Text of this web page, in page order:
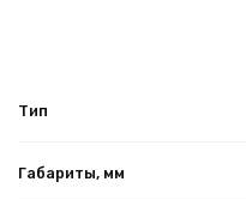
Тип
Габариты, мм